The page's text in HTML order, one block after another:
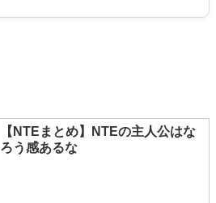
【NTEまとめ】NTEの主人公はな
ろう感あるな